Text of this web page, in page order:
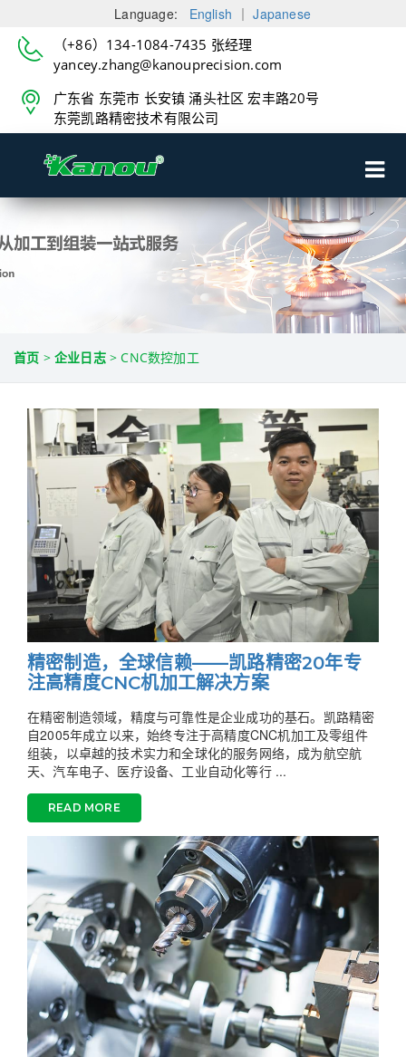
Language: English ｜Japanese
（+86）134-1084-7435 张经理
yancey.zhang@kanouprecision.com
广东省 东莞市 长安镇 涌头社区 宏丰路20号
东莞凯路精密技术有限公司
首页 >企业日志>CNC数控加工
精密制造，全球信赖——凯路精密20年专
注高精度CNC机加工解决方案
在精密制造领域，精度与可靠性是企业成功的基石。凯路精密
自2005年成立以来，始终专注于高精度CNC机加工及零组件
组装，以卓越的技术实力和全球化的服务网络，成为航空航
天、汽车电子、医疗设备、工业自动化等行 ...
READ MORE